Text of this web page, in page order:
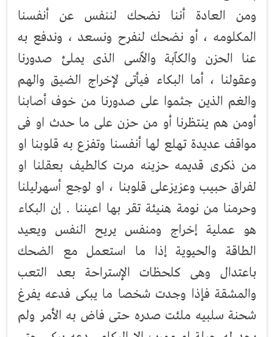
ومن العادة أننا نضحك لننفس عن أنفسنا
المكلومه ، أو نضحك لنفرح ونسعد ، وندفع به
عنا الحزن والكٱبة والٱسى الذى يملئ صدورنا
وعقولنا ، أما البكاء فيأتى لإخراج الضيق والهم
والغم الذين جثموا على صدورنا من خوف أصابنا
أومن هم ينتظرنا أو من حزن على ما حدث او فى
مواقف عديدة تهلع لها أنفسنا وتفزع به قلوبنا او
من ذكرى قديمه حزينه مرت كالطيف بعقلنا او
لفراق حبيب وعزيزعلى قلوبنا ، او لوجع أسهرليلنا
وحرمنا من نومة هنيئة تقر بها اعيننا . إن البكاء
هو عملية إخراج ومنفس يريح النفس ويعيد
الطاقة والحيوية إذا ما استعمل مع الضحك
باعتدال وهى كلحظات الإستراحة بعد التعب
والمشقة فإذا وجدت شخصا ما يبكى فدعه يفرغ
شحنة سلبيه ملئت صدره حتى فاض به الأمر ولم